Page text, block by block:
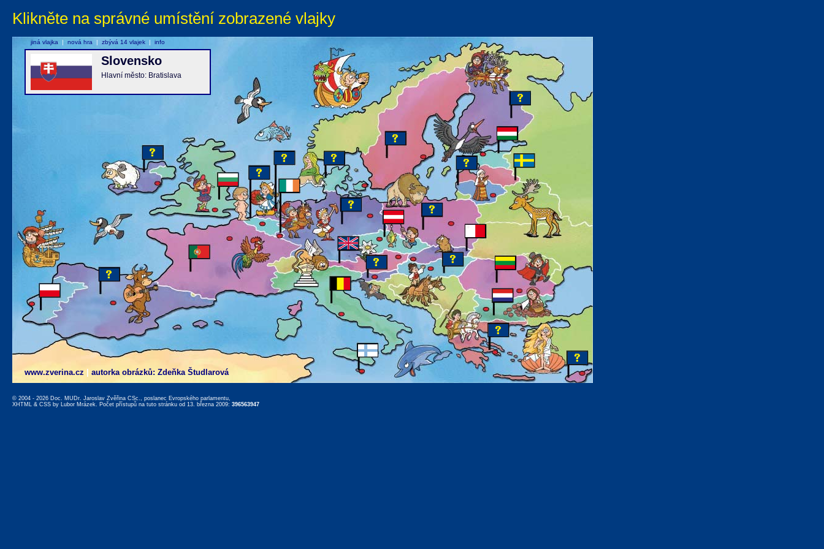
Klikněte na správné umístění zobrazené vlajky
www.zverina.cz autorka obrázků: Zdeňka Študlarová
Slovensko
Hlavní město: Bratislava
jiná vlajka | nová hra | zbývá 14 vlajek | info
© 2004 - 2026 Doc. MUDr. Jaroslav Zvěřina CSc., poslanec Evropského parlamentu,
XHTML & CSS by Lubor Mrázek. Počet přístupů na tuto stránku od 13. března 2009: 396563947